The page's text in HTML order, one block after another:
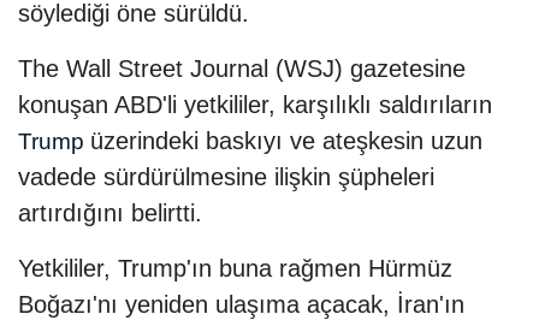
söylediği öne sürüldü.
The Wall Street Journal (WSJ) gazetesine
konuşan ABD'li yetkililer, karşılıklı saldırıların
Trump üzerindeki baskıyı ve ateşkesin uzun
vadede sürdürülmesine ilişkin şüpheleri
artırdığını belirtti.
Yetkililer, Trump'ın buna rağmen Hürmüz
Boğazı'nı yeniden ulaşıma açacak, İran'ın